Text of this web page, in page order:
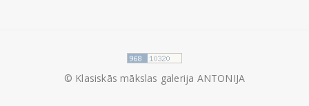
© Klasiskās mākslas galerija ANTONIJA